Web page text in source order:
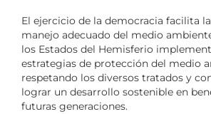
El ejercicio de la democracia facilita
manejo adecuado del medio
los Estados del Hemisferio
estrategias de protección del medio
respetando los diversos tratados y
lograr un desarrollo sostenible en
futuras generaciones.